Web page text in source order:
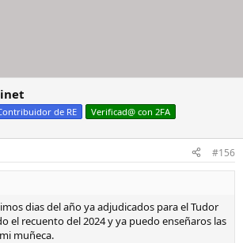
de RE Verificad@ con 2FA
#156
dias del año ya adjudicados para el Tudor
el recuento del 2024 y ya puedo enseñaros las
muñeca.